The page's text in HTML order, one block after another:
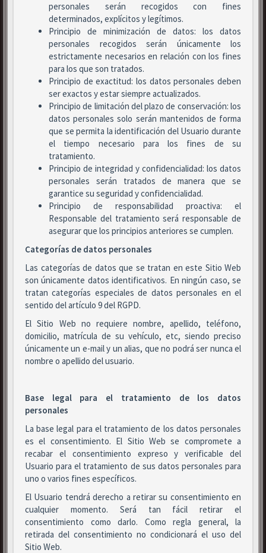
personales serán recogidos con fines
determinados, explícitos y legítimos.
Principio de minimización de datos: los datos
personales recogidos serán únicamente los
estrictamente necesarios en relación con los fines
para los que son tratados.
Principio de exactitud: los datos personales deben
ser exactos y estar siempre actualizados.
Principio de limitación del plazo de conservación: los
datos personales solo serán mantenidos de forma
que se permita la identificación del Usuario durante
el tiempo necesario para los fines de su
tratamiento.
Principio de integridad y confidencialidad: los datos
personales serán tratados de manera que se
garantice su seguridad y confidencialidad.
Principio de responsabilidad proactiva: el
Responsable del tratamiento será responsable de
asegurar que los principios anteriores se cumplen.
Categorías de datos personales
Las categorías de datos que se tratan en este Sitio Web
son únicamente datos identificativos. En ningún caso, se
tratan categorías especiales de datos personales en el
sentido del artículo 9 del RGPD.
El Sitio Web no requiere nombre, apellido, teléfono,
domicilio, matrícula de su vehículo, etc, siendo preciso
únicamente un e-mail y un alias, que no podrá ser nunca el
nombre o apellido del usuario.
Base legal para el tratamiento de los datos
personales
La base legal para el tratamiento de los datos personales
es el consentimiento. El Sitio Web se compromete a
recabar el consentimiento expreso y verificable del
Usuario para el tratamiento de sus datos personales para
uno o varios fines específicos.
El Usuario tendrá derecho a retirar su consentimiento en
cualquier momento. Será tan fácil retirar el
consentimiento como darlo. Como regla general, la
retirada del consentimiento no condicionará el uso del
Sitio Web.